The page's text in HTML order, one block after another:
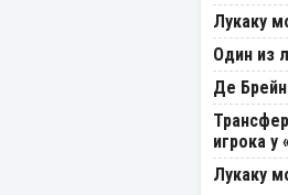
Лукаку
Один из
Де
игрока у
Лукаку